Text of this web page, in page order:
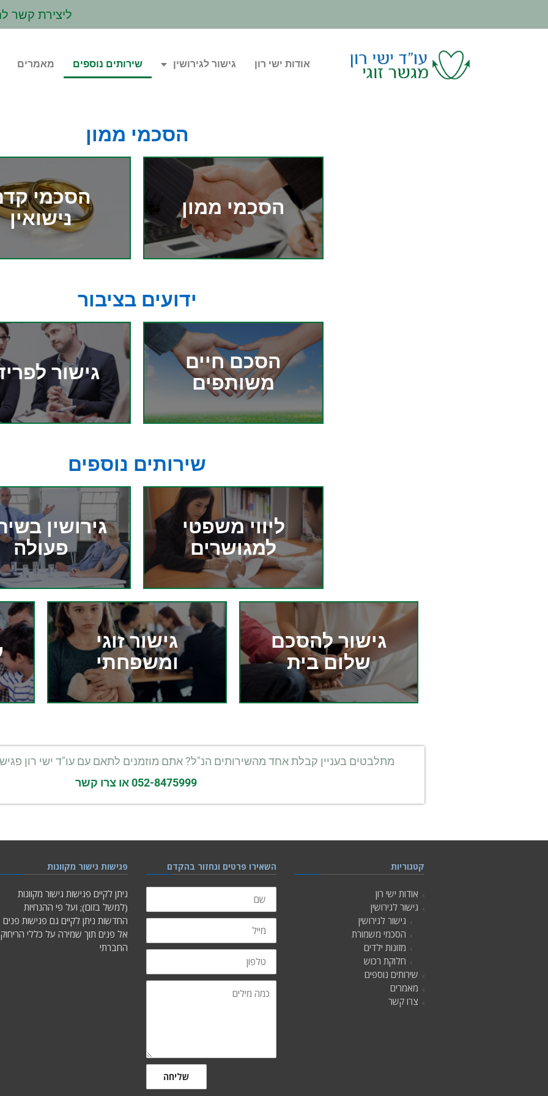
ליצירת קשר
אודות ישי רון גישור לגירושין שירותים נוספים מאמרים
הסכמי ממון
הסכמי ממון
הסכמי
נישואין
ידועים בציבור
הסכם חיים
משותפים
גישור
שירותים נוספים
ליווי משפטי
למגושרים
גירושין
פעולה
גישור להסכם
שלום בית
גישור זוגי
ומשפחתי
מתלבטים בעניין קבלת אחד מהשירותים הנ"ל? אתם מוזמנים לתאם עם עו"ד ישי רון
052-8475999 או צרו קשר
קטגוריות
אודות ישי רון
גישור לגירושין
גישור לגירושין
הסכמי משמורת
מזונות ילדים
חלוקת רכוש
שירותים נוספים
מאמרים
צרו קשר
השאירו פרטים ונחזור בהקדם
שם
מייל
טלפון
כמה
מילים
שליחה
פגישות גישור מקוונות
ניתן לקיים פגישות גישור מקוונות
(למשל בזום); ועל פי ההנחיות
החדשות ניתן לקיים גם פגישות פנים
אל פנים תוך שמירה על כללי הריחוק
החברתי